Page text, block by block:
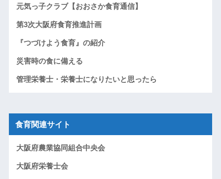
元気っ子クラブ【おおさか食育通信】
第3次大阪府食育推進計画
『つづけよう食育』の紹介
災害時の食に備える
管理栄養士・栄養士になりたいと思ったら
食育関連サイト
大阪府農業協同組合中央会
大阪府栄養士会